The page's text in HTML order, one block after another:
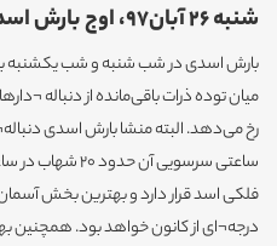
شنبه 26 آبان97، اوج بارش اسدی
بارش اسدی در شب شنبه و شب یکشنبه به
میان توده ذرات باقی‌مانده از دنباله
رخ می‌دهد. البته منشا بارش اسدی
ساعتی سرسویی
درجه‌¬ای از کانون خواهد بود. همچنین